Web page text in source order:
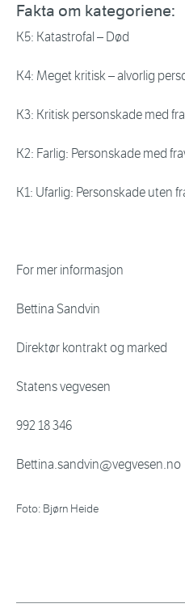
Fakta om kategoriene:
K5: Katastrofal – Død
K4: Meget kritisk – alvorlig
K3: Kritisk personskade med
K2: Farlig: Personskade med
K1: Ufarlig: Personskade uten
For mer informasjon
Bettina Sandvin
Direktør kontrakt og marked
Statens vegvesen
992 18 346
Bettina.sandvin@vegvesen.no
Foto: Bjørn Heide